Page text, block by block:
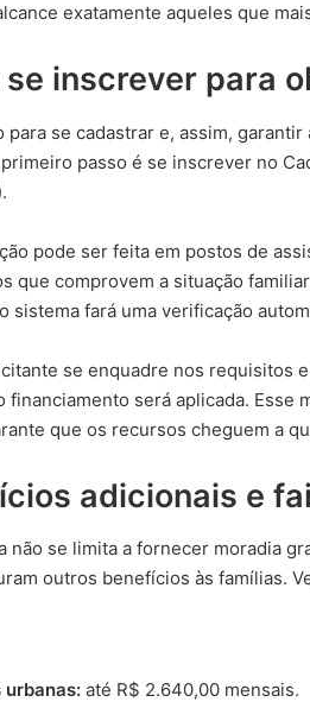
exatamente aqueles que
se inscrever para
para se cadastrar e, assim,
passo é se inscrever no
pode ser feita em postos de
que comprovem a situação
sistema fará uma verificação
se enquadre nos requisitos
financiamento será aplicada. Esse
que os recursos cheguem a
adicionais e
não se limita a fornecer moradia
outros benefícios às famílias.
urbanas: até R$ 2.640,00 mensais.